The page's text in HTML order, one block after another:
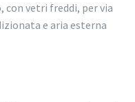
con vetri freddi, per via
e aria esterna